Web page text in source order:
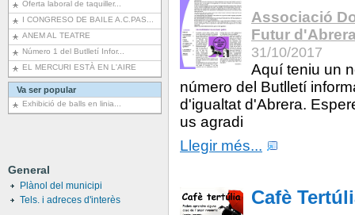
Oferta laboral de taquiller...
I CONGRESO DE BAILE A.C.PAS...
ANEM AL TEATRE
Número 1 del Butlletí Infor...
EL MERCURI ESTÀ EN L'AIRE
Va ser popular
Exhibició de balls en linia...
General
Plànol del municipi
Tels. i adreces d'interès
Associació
Futur
31/10/2017
Aquí teniu un
número del Butlletí
d'igualtat d'Abrera.
us agradi
Llegir més...
Cafè